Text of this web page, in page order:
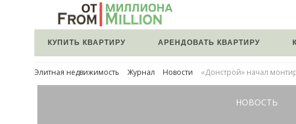
КУПИТЬ КВАРТИРУ АРЕНДОВАТЬ КВАРТИРУ
Элитная недвижимость Журнал Новости «Донстрой» начал
НОВОСТЬ